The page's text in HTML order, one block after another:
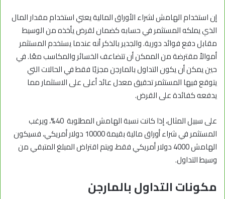
إن استخدام الهامش لشراء الأوراق المالية يعني استخدام مقدار المال
الذي يملكه المستثمر في حسابه كضمان لقرض يأخذه من الوسيط
مقابل دفع فوائد دورية. والجدير بالذكر أنه عندما يستخدم المستثمر
أموالاً مقترضة من الممكن أن تتضاعف الخسائر والمكاسب معًا. في
حين يمكن أن يكون التداول بالمارجن مجزيًا فقط في الحالات التي
يتوقع فيها المستثمر تحقيق معدل عائد أعلى على الاستثمار مما
يدفعه كفائدة على القرض.
على سبيل المثال، إذا كانت نسبة الهامش المطلوبة 40%، ويرغب
المستثمر في شراء أوراق مالية بقيمة 10000 دولار أمريكي، فسيكون
الهامش 4000 دولار أمريكي فقط، ويتم اقتراض المبلغ المتبقي من
وسيط التداول.
مكونات التداول بالمارجن